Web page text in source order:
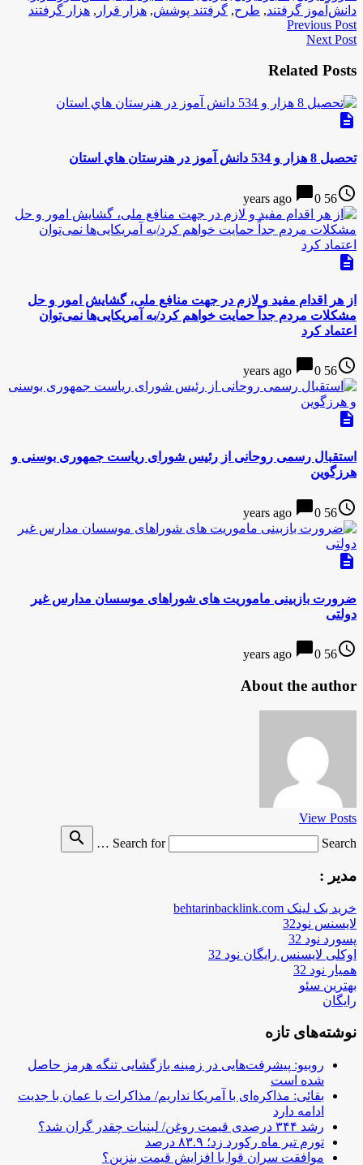
دانش‌آموز گرفتند, طرح, گرفتند پوشش, هزار قرار , هزار گرفتند
Previous Post
Next Post
Related Posts
description
تحصيل 8 هزار و 534 دانش آموز در هنرستان هاي استان
access_time
56 years ago
chat_bubble0
description
از هر اقدام مفید و لازم در جهت منافع ملی، گشایش امور و حل
مشکلات مردم جداً حمایت خواهم کرد/به آمریکایی‌ها نمی‌توان
اعتماد کرد
access_time
56 years ago
chat_bubble0
description
استقبال رسمی روحانی از رئیس شورای ریاست جمهوری بوسنی و
هرزگوین
access_time
56 years ago
chat_bubble0
description
ضرورت بازبینی ماموریت های شوراهای موسسان مدارس غیر
دولتی
access_time
56 years ago
chat_bubble0
About the author
View Posts
Search for
Search …
search
مدیر :
خرید بک لینک behtarinbacklink.com
لایسنس نود32
پسورد نود 32
اوکلی لایسنس رایگان نود 32
همیار نود 32
بهترین سئو
رایگان
نوشته‌های تازه
روبیو: پیشرفت‌هایی در زمینه بازگشایی تنگه هرمز حاصل
شده است
بقائی: مذاکره‌ای با آمریکا نداریم/ مذاکرات با عمان با جدیت
ادامه دارد
رشد ۳۴۴ درصدی قیمت روغن/ لبنیات چقدر گران شد؟
تورم تیر ماه رکورد زد؛ ۸۳.۹ درصد
موافقت سران قوا با افزایش قیمت بنزین؟